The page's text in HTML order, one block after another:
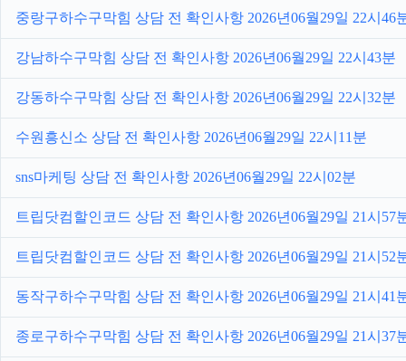
중랑구하수구막힘 상담 전 확인사항 2026년06월29일 22시46
강남하수구막힘 상담 전 확인사항 2026년06월29일 22시43분
강동하수구막힘 상담 전 확인사항 2026년06월29일 22시32분
수원흥신소 상담 전 확인사항 2026년06월29일 22시11분
sns마케팅 상담 전 확인사항 2026년06월29일 22시02분
트립닷컴할인코드 상담 전 확인사항 2026년06월29일 21시57
트립닷컴할인코드 상담 전 확인사항 2026년06월29일 21시52
동작구하수구막힘 상담 전 확인사항 2026년06월29일 21시41
종로구하수구막힘 상담 전 확인사항 2026년06월29일 21시37